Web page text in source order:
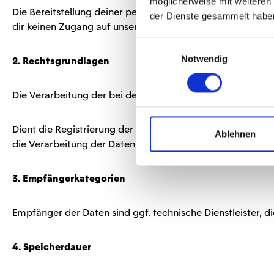
der Dienste gesammelt
Notwendig
Ablehnen
Die Bereitstellung deiner personenbezogenen Daten
dir keinen Zugang auf unsere angebotenen Inhalte und
2. Rechtsgrundlagen
Die Verarbeitung der bei der Registrierung
Dient die Registrierung der Erfüllung eines Vertrages,
die Verarbeitung der Daten Art. 6 Abs. 1 lit. b DSGVO.
3. Empfängerkategorien
Empfänger der Daten sind ggf. technische Dienstleister,
4. Speicherdauer